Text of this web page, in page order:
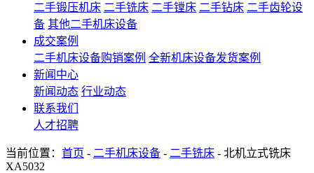
二手锻压机床 二手铣床 二手镗床 二手钻床 二手齿轮设
备 其他二手机床设备
成交案例
二手机床设备购销案例 全新机床设备发货案例
新闻中心
新闻动态 行业动态
联系我们
人才招聘
当前位置： 首页 - 二手机床设备 - 二手铣床 - 北机立式铣床
XA5032